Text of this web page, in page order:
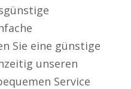
Sie eine günstige
unseren
Service